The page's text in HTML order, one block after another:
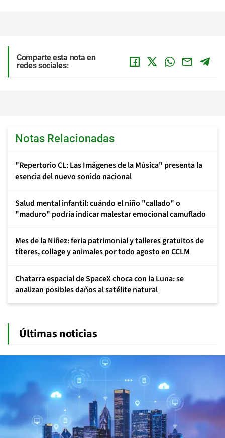
Comparte esta nota en
redes sociales:
Notas Relacionadas
"Repertorio CL: Las Imágenes de la Música" presenta la
esencia del nuevo sonido nacional
Salud mental infantil: cuándo el niño "callado" o
"maduro" podría indicar malestar emocional camuflado
Mes de la Niñez: feria patrimonial y talleres gratuitos de
títeres, collage y animales por todo agosto en CCLM
Chatarra espacial de SpaceX choca con la Luna: se
analizan posibles daños al satélite natural
Últimas noticias